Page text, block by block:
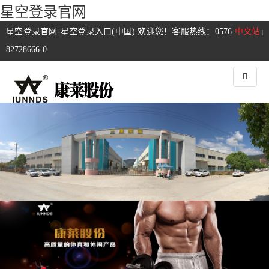
星空登录官网
中文站 |
星空登录官网-星空登录入口(中国) 欢迎您！客服热线：0576-
82728666-0